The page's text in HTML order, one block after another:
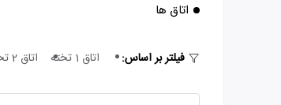
اتاق ها
فیلتر بر اساس: اتاق 1 تخته اتاق 2 تخته